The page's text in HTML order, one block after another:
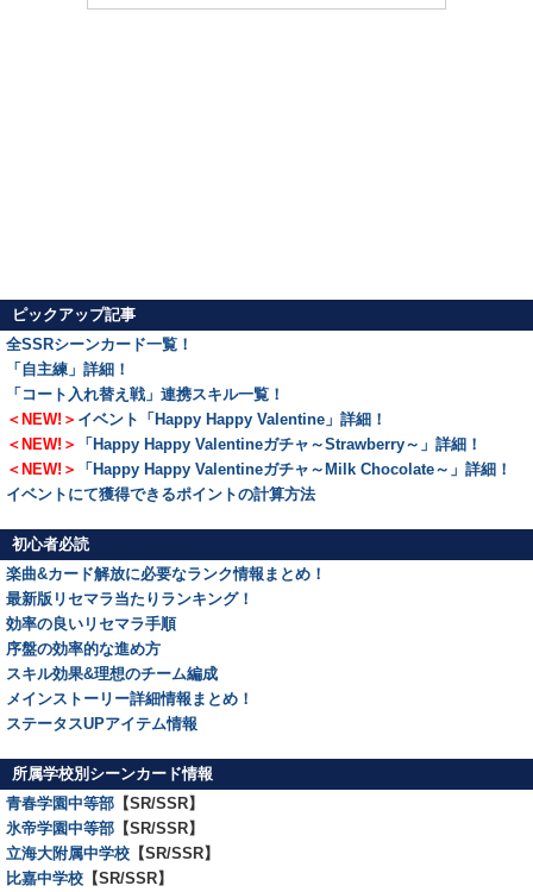
ピックアップ記事
全SSRシーンカード一覧！
「自主練」詳細！
「コート入れ替え戦」連携スキル一覧！
＜NEW!＞ イベント「Happy Happy Valentine」詳細！
＜NEW!＞
「Happy Happy Valentineガチャ～Strawberry～」詳細！
＜NEW!＞
「Happy Happy Valentineガチャ～Milk Chocolate～」詳細！
イベントにて獲得できるポイントの計算方法
初心者必読
楽曲&カード解放に必要なランク情報まとめ！
最新版リセマラ当たりランキング！
効率の良いリセマラ手順
序盤の効率的な進め方
スキル効果&理想のチーム編成
メインストーリー詳細情報まとめ！
ステータスUPアイテム情報
所属学校別シーンカード情報
青春学園中等部 【SR/SSR】
氷帝学園中等部 【SR/SSR】
立海大附属中学校 【SR/SSR】
比嘉中学校 【SR/SSR】